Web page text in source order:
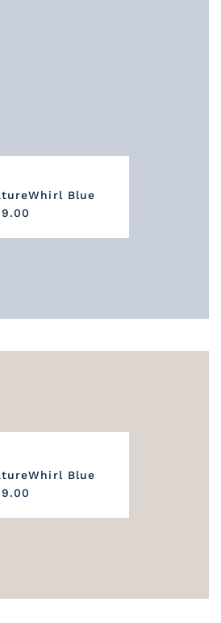
Blue
Blue